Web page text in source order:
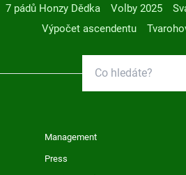
7 pádů Honzy Dědka Volby 2025
Výpočet ascendentu
Management
Press